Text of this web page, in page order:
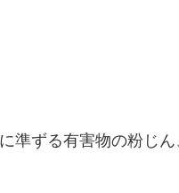
ずる有害物の粉じ